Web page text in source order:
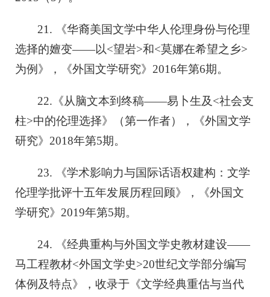
21. 《华裔美国文学中华人伦理身份与伦理
选择的嬗变——以<望岩>和<莫娜在希望之乡>
为例》，《外国文学研究》2016年第6期。
22.《从脑文本到终稿——易卜生及<社会支
柱>中的伦理选择》（第一作者），《外国文学
研究》2018年第5期。
23. 《学术影响力与国际话语权建构：文学
伦理学批评十五年发展历程回顾》，《外国文
学研究》2019年第5期。
24. 《经典重构与外国文学史教材建设——
马工程教材<外国文学史>20世纪文学部分编写
体例及特点》，收录于《文学经典重估与当代